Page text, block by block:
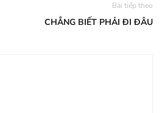
Bài tiếp theo
CHẲNG BIẾT PHẢI ĐI ĐÂU